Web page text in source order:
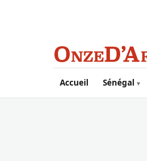
Aller au contenu principal
Accueil Sénégal